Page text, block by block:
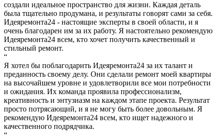
создали идеальное пространство для жизни. Каждая деталь
была тщательно продумана, и результаты говорят сами за себя.
Идеяремонта24 - настоящие эксперты в своей области, и я
очень благодарен им за их работу. Я настоятельно рекомендую
Идеяремонта24 всем, кто хочет получить качественный и
стильный ремонт.
“
Я хотел бы поблагодарить Идеяремонта24 за их талант и
преданность своему делу. Они сделали ремонт моей квартиры
на высочайшем уровне и удовлетворили все мои потребности
и ожидания. Их команда проявила профессионализм,
креативность и энтузиазм на каждом этапе проекта. Результат
просто потрясающий, и я не могу быть более довольным. Я
рекомендую Идеяремонта24 всем, кто ищет надежного и
качественного подрядчика.
“